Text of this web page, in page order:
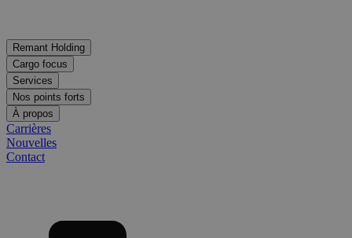
Remant Holding
Cargo focus
Services
Nos points forts
À propos
Carrières
Nouvelles
Contact